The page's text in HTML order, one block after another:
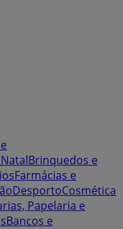
NatalBrinquedos e
Farmácias e
DesportoCosmética
Papelaria e
Bancos e